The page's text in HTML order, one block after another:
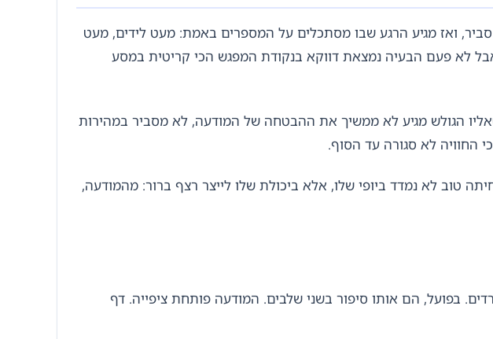
ואז מגיע הרגע שבו מסתכלים על המספרים באמת: מעט לידים, מעט
לא פעם הבעיה נמצאת דווקא בנקודת המפגש הכי קריטית במסע
הגולש מגיע לא ממשיך את ההבטחה של המודעה, לא מסביר במהירות
החוויה לא סגורה עד הסוף.
טוב לא נמדד ביופי שלו, אלא ביכולת שלו לייצר רצף ברור: מהמודעה,
בפועל, הם אותו סיפור בשני שלבים. המודעה פותחת ציפייה. דף